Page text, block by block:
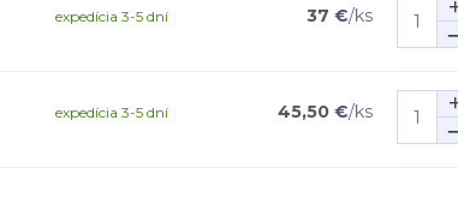
37 €/ks
expedícia 3-5 dní
45,50 €/ks
expedícia 3-5 dní